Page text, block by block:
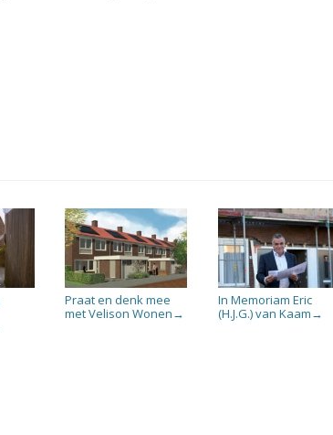
Praat en denk mee
met Velison Wonen →
In Memoriam Eric
(H.J.G.) van Kaam →